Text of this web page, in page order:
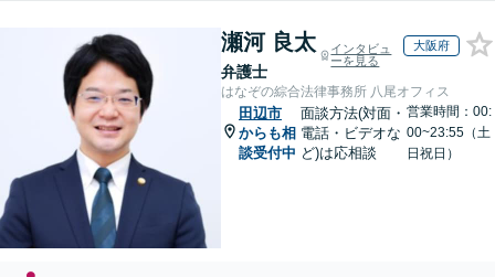
瀬河 良太
弁護士
インタビュ
ーを見る
大阪府
はなぞの綜合法律事務所 八尾オフィス
田辺市
からも相
談受付中
面談方法(対面・
電話・ビデオな
ど)は応相談
営業時間：00:
00~23:55（土
日祝日）